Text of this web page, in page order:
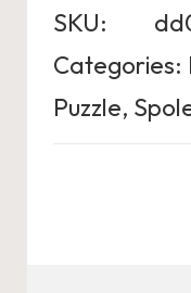
SKU:
Categories:
Puzzle,